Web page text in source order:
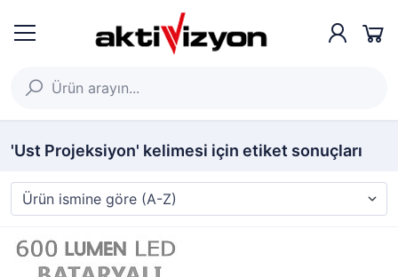
'Ust Projeksiyon' kelimesi için etiket sonuçları